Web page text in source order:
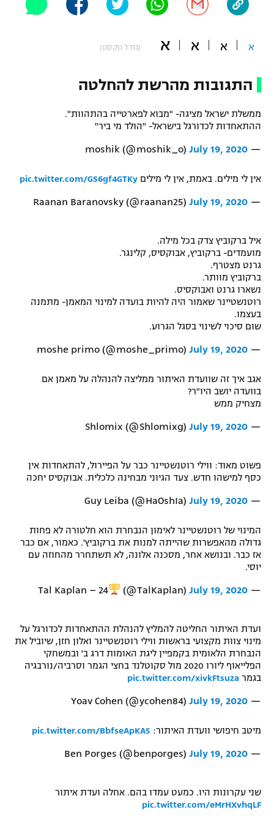
"מחצית בשכונה" – פודקאסט
תקנון עבור פעילות אלקטרה
תקנון עבור פעילות ספורט 1 – "מרלן"
תנאי שימוש
תקנון פעילות ספורט 1
רשיון להקרנה פומבית לבית עסק
הצטרפות לחבילת הערוצים
לוח דרושים – ג'ובנט
תגיות
המגזין
כדורמים
פוטבול אמריקאי NFL
ספורט אתגרי ואקסטרים
אומנויות לחימה
א א א א (גודל טקסט)
התגובות מהרשת להחלטה
ממשלת ישראל מציגה- "מבוא לפארטייה בהתהוות".
ההתאחדות לכדורגל בישראל- "הולד מי ביר"
— moshik (@moshik_o)
July 19, 2020
אין לי מילים. באמת, אין לי מילים pic.twitter.com/GS6gf4GTKy
— Raanan Baranovsky (@raanan25)
July 19, 2020
איל ברקוביץ צדק בכל מילה.
מועמדים- ברקוביץ, אבוקסיס, קלינגר.
גרנט מצטרף.
ברקוביץ מוותר.
נשארו גרנט ואבוקסיס.
רוטנשטיינר שאמור היה להיות בועדה למינוי המאמן- מתמנה
בעצמו.
שום סיכוי לשינוי בסגל הגרוע.
— moshe primo (@moshe_primo)
July 19, 2020
אגב איך זה שוועדת האיתור ממליצה להנהלה על מאמן אם
בוועדה יושב היו"ר?
מצחיק ממש
— Shlomix (@Shlomixg)
July 19, 2020
פשוט מאוד: ווילי רוטנשטיינר כבר על הפיירול, להתאחדות אין
כסף למישהו חדש. צעד הגיוני מבחינה כלכלית. אבוקסיס יחכה
— Guy Leiba (@HaOshIa)
July 19, 2020
המינוי של רוטנשטיינר לאימון הנבחרת הוא חלטורה לא פחות
גדולה מהאפשרות שהייתה למנות את ברקוביץ'. כאמור, אם כבר
אז כבר. ובנושא אחר, מסכנה אלונה, לא תשתחרר מהחוזה עם
יוסי.
— Tal Kaplan – 24
(@TalKaplan) July 19, 2020
ועדת האיתור החליטה להמליץ להנהלת ההתאחדות לכדורגל על
מינוי צוות מקצועי בראשות ווילי רוטנשטיינר ואלון חזן, שיוביל את
הנבחרת הלאומית בקמפיין ליגת האומות דרג ב' ובמשחקי
הפלייאוף ליורו 2020 מול סקוטלנד בחצי הגמר וסרביה/נורבגיה
בגמר pic.twitter.com/xivkFtsuza
— Yoav Cohen (@ycohen84)
July 19, 2020
מיטב חיפושי וועדת האיתור: pic.twitter.com/BbfseApKA5
— Ben Porges (@benporges)
July 19, 2020
שני עקרונות היו. כמעט עמדו בהם. אחלה ועדת איתור
pic.twitter.com/eMrHXvhqLF